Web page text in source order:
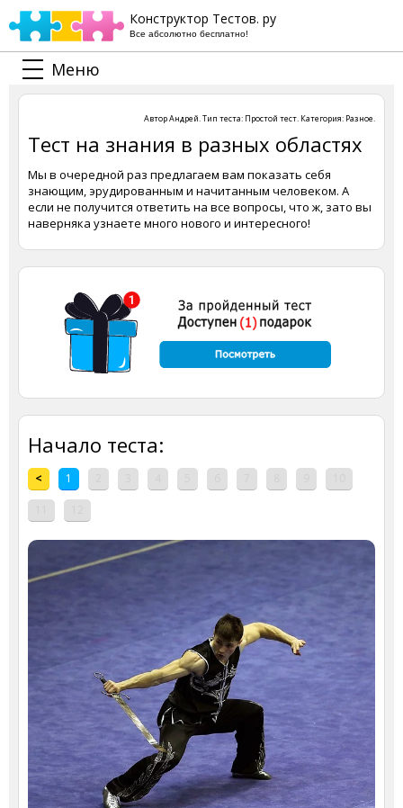
Конструктор Тестов. ру
Все абсолютно бесплатно!
Меню
АвторАндрей. Тип теста: Простой тест. Категория: Разное.
Тест на знания в разных областях
Мы в очередной раз предлагаем вам показать себя
знающим, эрудированным и начитанным человеком. А
если не получится ответить на все вопросы, что ж, зато вы
наверняка узнаете много нового и интересного!
Начало теста:
< 1